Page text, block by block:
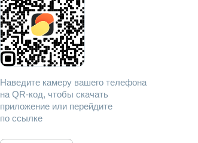
Наведите камеру вашего телефона
на QR-код, чтобы скачать
приложение или перейдите
по ссылке